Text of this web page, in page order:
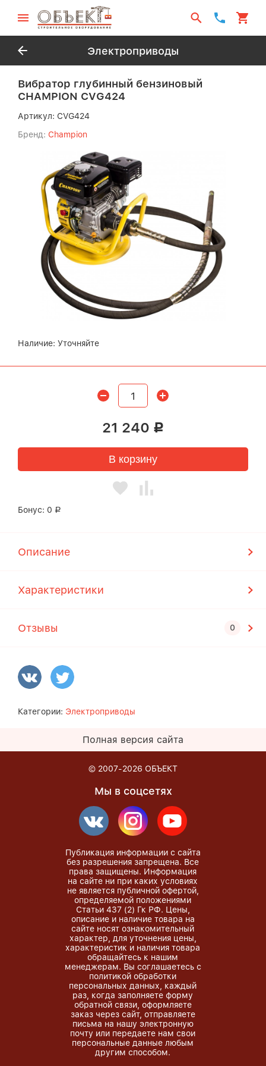
Электроприводы
Вибратор глубинный бензиновый
CHAMPION CVG424
Артикул: CVG424
Бренд: Champion
Наличие: Уточняйте
21 240 Р
В корзину
Бонус: 0 Р
Описание
Характеристики
Отзывы
Категории: Электроприводы
Полная версия сайта
© 2007-2026 ОБЪЕКТ
Мы в соцсетях
Публикация информации с сайта
без разрешения запрещена. Все
права защищены. Информация
на сайте ни при каких условиях
не является публичной офертой,
определяемой положениями
Статьи 437 (2) Гк РФ. Цены,
описание и наличие товара на
сайте носят ознакомительный
характер, для уточнения цены,
характеристик и наличия товара
обращайтесь к нашим
менеджерам. Вы соглашаетесь с
политикой обработки
персональных данных, каждый
раз, когда заполняете форму
обратной связи, оформляете
заказ через сайт, отправляете
письма на нашу электронную
почту или передаете нам свои
персональные данные любым
другим способом.